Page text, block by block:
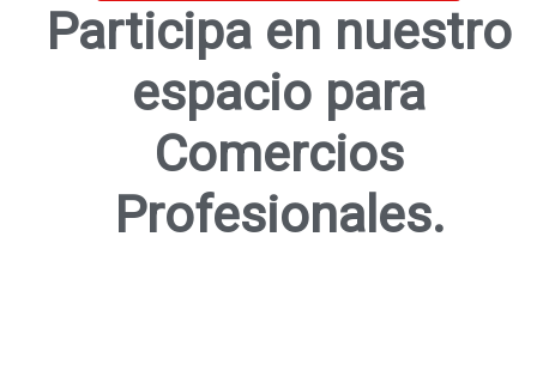
Participa en nuestro
espacio para
Comercios
Profesionales.